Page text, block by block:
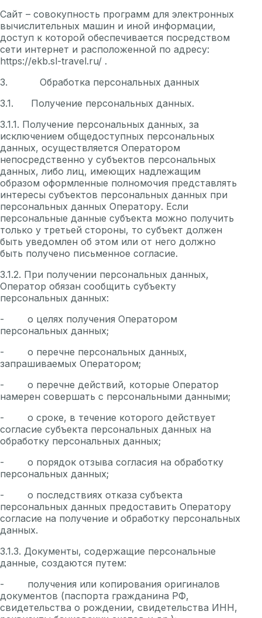
Сайт – совокупность программ для электронных
вычислительных машин и иной информации,
доступ к которой обеспечивается посредством
сети интернет и расположенной по адресу:
https://ekb.sl-travel.ru/ .
3. Обработка персональных данных
3.1. Получение персональных данных.
3.1.1. Получение персональных данных, за
исключением общедоступных персональных
данных, осуществляется Оператором
непосредственно у субъектов персональных
данных, либо лиц, имеющих надлежащим
образом оформленные полномочия представлять
интересы субъектов персональных данных при
персональных данных Оператору. Если
персональные данные субъекта можно получить
только у третьей стороны, то субъект должен
быть уведомлен об этом или от него должно
быть получено письменное согласие.
3.1.2. При получении персональных данных,
Оператор обязан сообщить субъекту
персональных данных:
- о целях получения Оператором
персональных данных;
- о перечне персональных данных,
запрашиваемых Оператором;
- о перечне действий, которые Оператор
намерен совершать с персональными данными;
- о сроке, в течение которого действует
согласие субъекта персональных данных на
обработку персональных данных;
- о порядок отзыва согласия на обработку
персональных данных;
- о последствиях отказа субъекта
персональных данных предоставить Оператору
согласие на получение и обработку персональных
данных.
3.1.3. Документы, содержащие персональные
данные, создаются путем:
- получения или копирования оригиналов
документов (паспорта гражданина РФ,
свидетельства о рождении, свидетельства ИНН,